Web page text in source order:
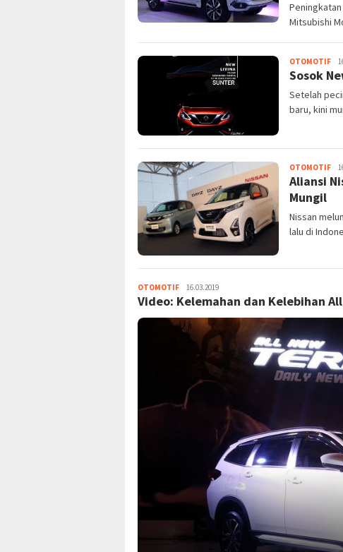
Mitsubishi
OTOMOTIF
Sosok
Setelah
baru, kini
OTOMOTIF
Aliansi
Mungil
Nissan
lalu di
OTOMOTIFadmin
16.03.2019
Video: Kelemahan dan Kelebihan